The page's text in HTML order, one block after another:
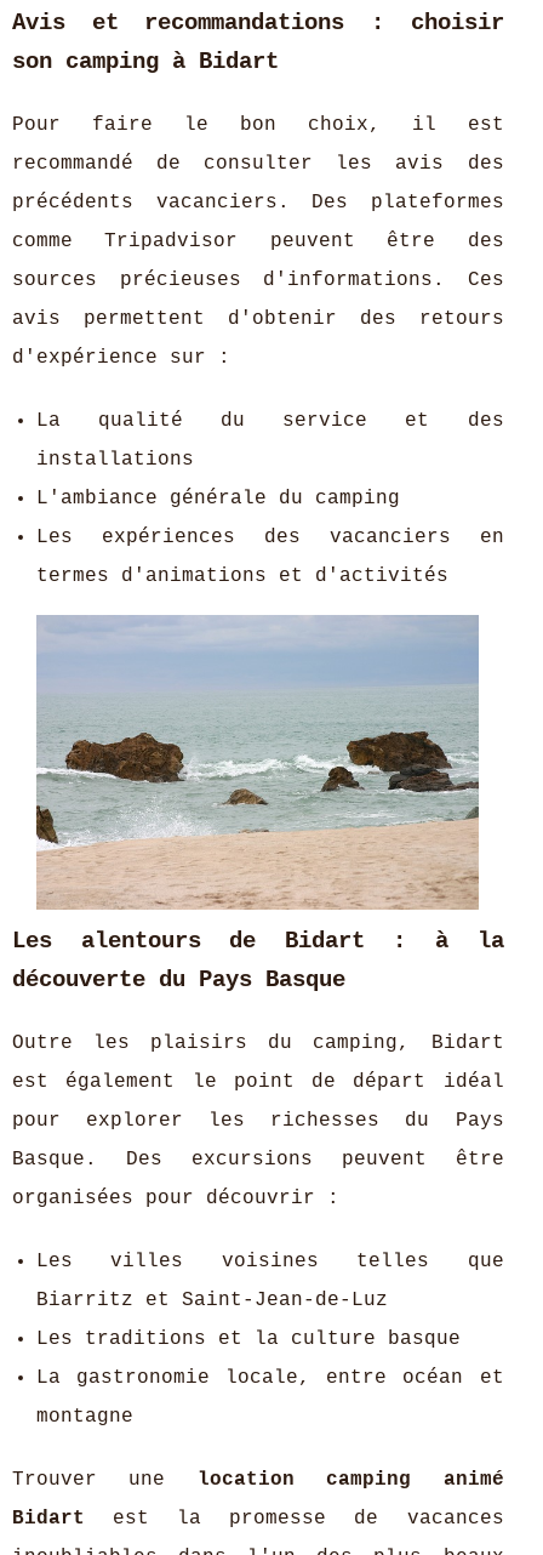
Avis et recommandations : choisir
son camping à Bidart
Pour faire le bon choix, il est
recommandé de consulter les avis des
précédents vacanciers. Des plateformes
comme Tripadvisor peuvent être des
sources précieuses d'informations. Ces
avis permettent d'obtenir des retours
d'expérience sur :
La qualité du service et des
installations
L'ambiance générale du camping
Les expériences des vacanciers en
termes d'animations et d'activités
Les alentours de Bidart : à la
découverte du Pays Basque
Outre les plaisirs du camping, Bidart
est également le point de départ idéal
pour explorer les richesses du Pays
Basque. Des excursions peuvent être
organisées pour découvrir :
Les villes voisines telles que
Biarritz et Saint-Jean-de-Luz
Les traditions et la culture basque
La gastronomie locale, entre océan et
montagne
Trouver une location camping animé
Bidart
est la promesse de vacances